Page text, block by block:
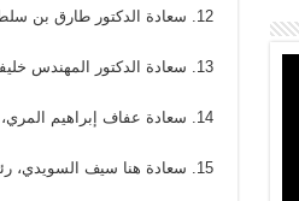
12. سعادة الدكتور طارق بن سلطان بن خادم، رئيس دائرة الموارد البشرية.
13. سعادة الدكتور المهندس خليفة بن مصبح بن أحمد الطنيجي، رئيس دائرة الزراعة والثروة الحيوانية.
14. سعادة عفاف إبراهيم المري، رئيس دائرة الخدمات الاجتماعية.
15. سعادة هنا سيف السويدي، رئيس هيئة البيئة والمحميات الطبيعية.